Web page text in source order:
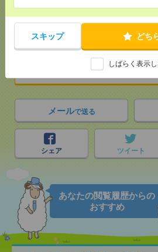
スキップ どち
しばらく表示
応募ペー
メールで送る
シェア ツイート
あなたの閲覧履歴からの
おすすめ